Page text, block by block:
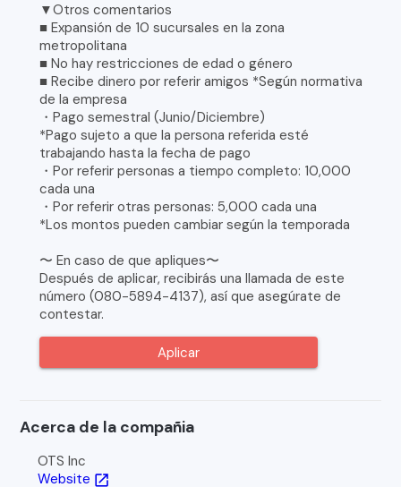
▼Otros comentarios
■ Expansión de 10 sucursales en la zona
metropolitana
■ No hay restricciones de edad o género
■ Recibe dinero por referir amigos *Según normativa
de la empresa
・Pago semestral (Junio/Diciembre)
*Pago sujeto a que la persona referida esté
trabajando hasta la fecha de pago
・Por referir personas a tiempo completo: 10,000
cada una
・Por referir otras personas: 5,000 cada una
*Los montos pueden cambiar según la temporada
〜 En caso de que apliques〜
Después de aplicar, recibirás una llamada de este
número (080-5894-4137), así que asegúrate de
contestar.
Aplicar
Acerca de la compañia
OTS Inc
Website open_in_new